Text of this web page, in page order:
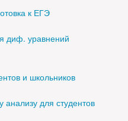
к ЕГЭ
диф. уравнений
и школьников
анализу для студентов